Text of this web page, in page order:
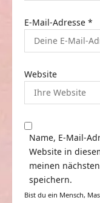
E-Mail-Adresse *
Website
Name, E-Mail-
Website in
meinen
speichern.
Bist du ein Mensch,